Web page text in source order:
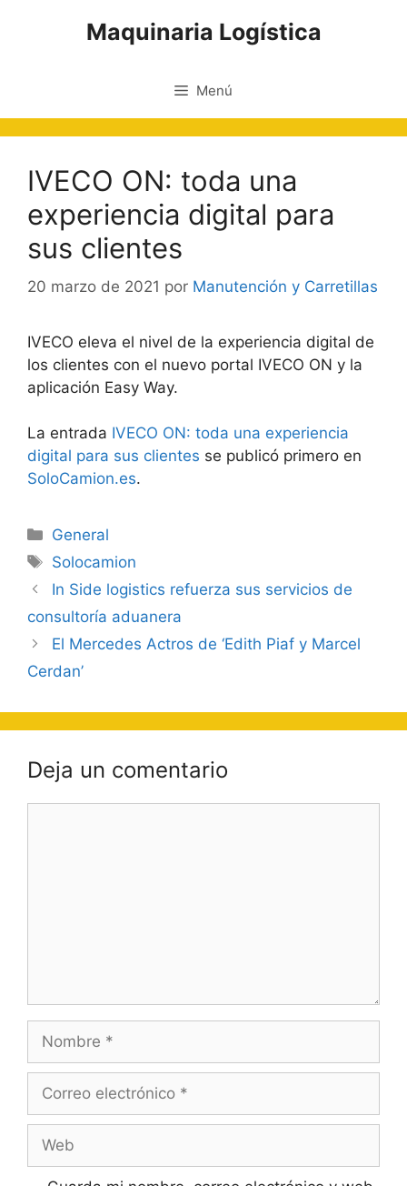
Maquinaria Logística
Menú
IVECO ON: toda una
experiencia digital para
sus clientes
20 marzo de 2021 por Manutención y Carretillas
IVECO eleva el nivel de la experiencia digital de
los clientes con el nuevo portal IVECO ON y la
aplicación Easy Way.
La entrada IVECO ON: toda una experiencia
digital para sus clientes se publicó primero en
SoloCamion.es.
Categorías
General
Etiquetas
Solocamion
Navegación
de
In Side logistics refuerza sus servicios de
consultoría aduanera
El Mercedes Actros de ‘Edith Piaf y Marcel
Cerdan’
Deja un comentario
Nombre
Correo
Web